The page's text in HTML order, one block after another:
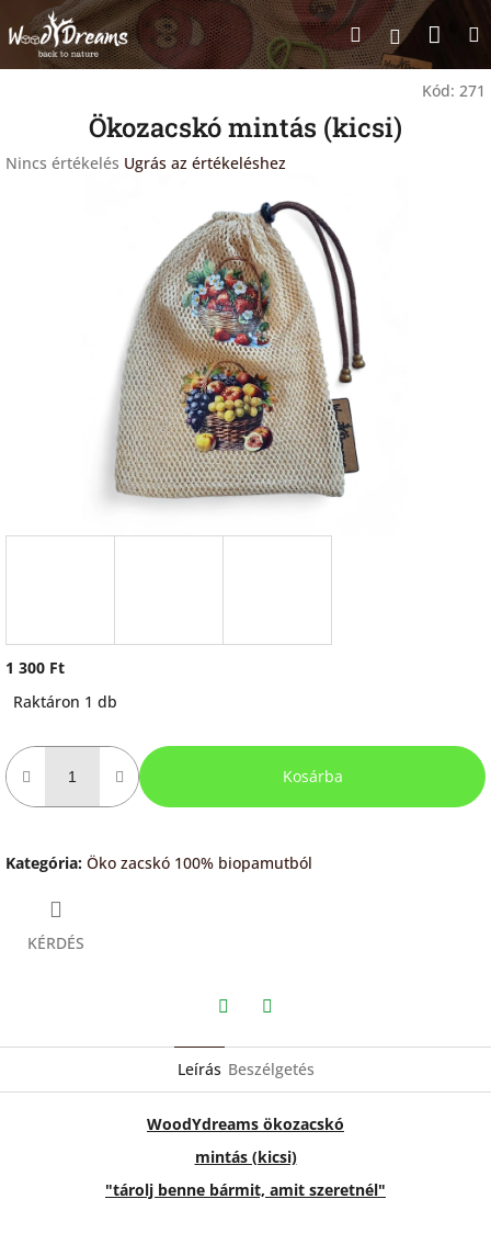
Ugrás
tartalomhoz
Keresés
Kód: 271
Ökozacskó mintás (kicsi)
A
Nincs értékelés Ugrás az értékeléshez
1 300 Ft
Raktáron 1 db
Kosárba
Kategória: Öko zacskó 100% biopamutból
KÉRDÉS
Leírás Beszélgetés
WoodYdreams ökozacskó
mintás (kicsi)
"tárolj benne bármit, amit szeretnél"